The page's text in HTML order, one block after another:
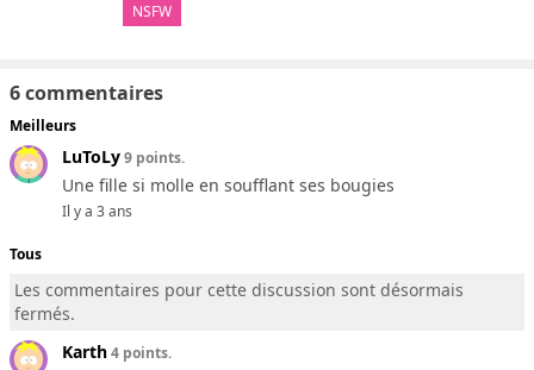
NSFW
6 commentaires
Meilleurs
LuToLy9 points.
Une fille si molle en soufflant ses bougies
Il y a 3 ans
Tous
Les commentaires pour cette discussion sont désormais
fermés.
Karth4 points.